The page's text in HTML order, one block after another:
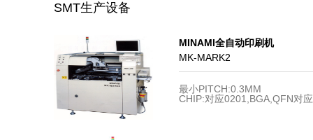
SMT生产设备
最小PITCH:0.3MM
CHIP:对应0201,BGA,QFN对应
MINAMI全自动印刷机
MK-MARK2